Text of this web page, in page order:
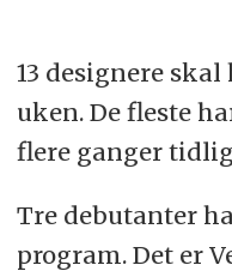
13 designere
uken. De fleste
flere ganger
Tre debutanter
program. Det er